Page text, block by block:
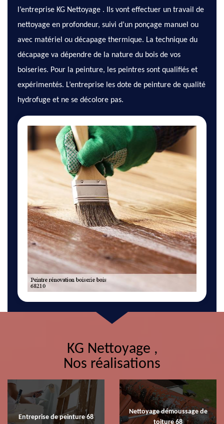
l’entreprise KG Nettoyage . Ils vont effectuer un travail de
nettoyage en profondeur, suivi d’un ponçage manuel ou
avec matériel ou décapage thermique. La technique du
décapage va dépendre de la nature du bois de vos
boiseries. Pour la peinture, les peintres sont qualifiés et
expérimentés. L’entreprise les dote de peinture de qualité
hydrofuge et ne se décolore pas.
KG Nettoyage ,
Nos réalisations
Entreprise de peinture 68
Nettoyage démoussage de
toiture 68